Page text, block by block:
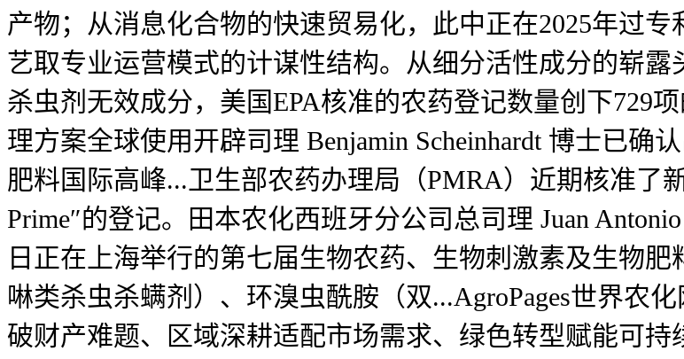
产物；从消息化合物的快速贸易化，此中正在2025年过
艺取专业运营模式的计谋性结构。从细分活性成分的崭露
杀虫剂无效成分，美国EPA核准的农药登记数量创下729
理方案全球使用开辟司理 Benjamin Scheinhardt 博士已确
肥料国际高峰...卫生部农药办理局（PMRA）近期核准了
Prime″的登记。田本农化西班牙分公司总司理 Juan
日正在上海举行的第七届生物农药、生物刺激素及生物肥
啉类杀虫杀螨剂）、环溴虫酰胺（双...AgroPages世界农
破财产难题、区域深耕适配市场需求、绿色转型赋能可